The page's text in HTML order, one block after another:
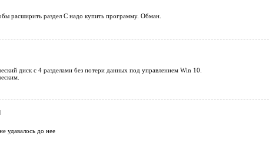
расширить раздел С надо купить программу. Обман.
диск с 4 разделами без потери данных под управлением Win 10.
удавалось до нее